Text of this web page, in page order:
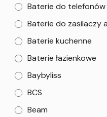
Baterie do telefonów
Baterie do zasilaczy
Baterie kuchenne
Baterie łazienkowe
Baybyliss
BCS
Beam